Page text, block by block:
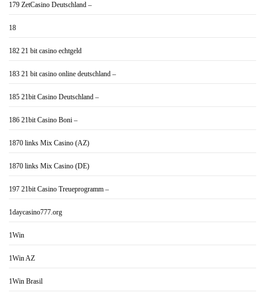
179 ZetCasino Deutschland –
18
182 21 bit casino echtgeld
183 21 bit casino online deutschland –
185 21bit Casino Deutschland –
186 21bit Casino Boni –
1870 links Mix Casino (AZ)
1870 links Mix Casino (DE)
197 21bit Casino Treueprogramm –
1daycasino777.org
1Win
1Win AZ
1Win Brasil